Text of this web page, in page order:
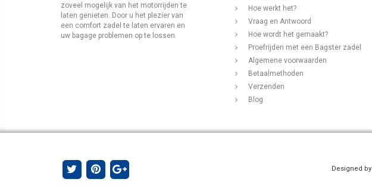
zoveel mogelijk van het motorrijden te
laten genieten. Door u het plezier van
een comfort zadel te laten ervaren en
uw bagage problemen op te lossen.
Hoe werkt het?
Vraag en Antwoord
Hoe wordt het gemaakt?
Proefrijden met een Bagster zadel
Algemene voorwaarden
Betaalmethoden
Verzenden
Blog
Designed by